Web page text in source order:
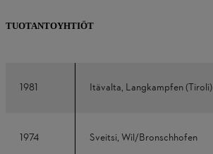
TUOTANTOYHTIÖT
1981 Itävalta, Langkampfen (Tiroli)
1974 Sveitsi, Wil/Bronschhofen